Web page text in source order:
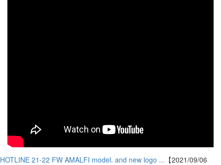
HOTLINE 21-22 FW AMALFI model. and new logo ... 【2021/09/06